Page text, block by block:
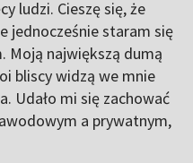
ludzi. Cieszę się, że
jednocześnie staram się
Moją największą dumą
bliscy widzą we mnie
Udało mi się zachować
a prywatnym,